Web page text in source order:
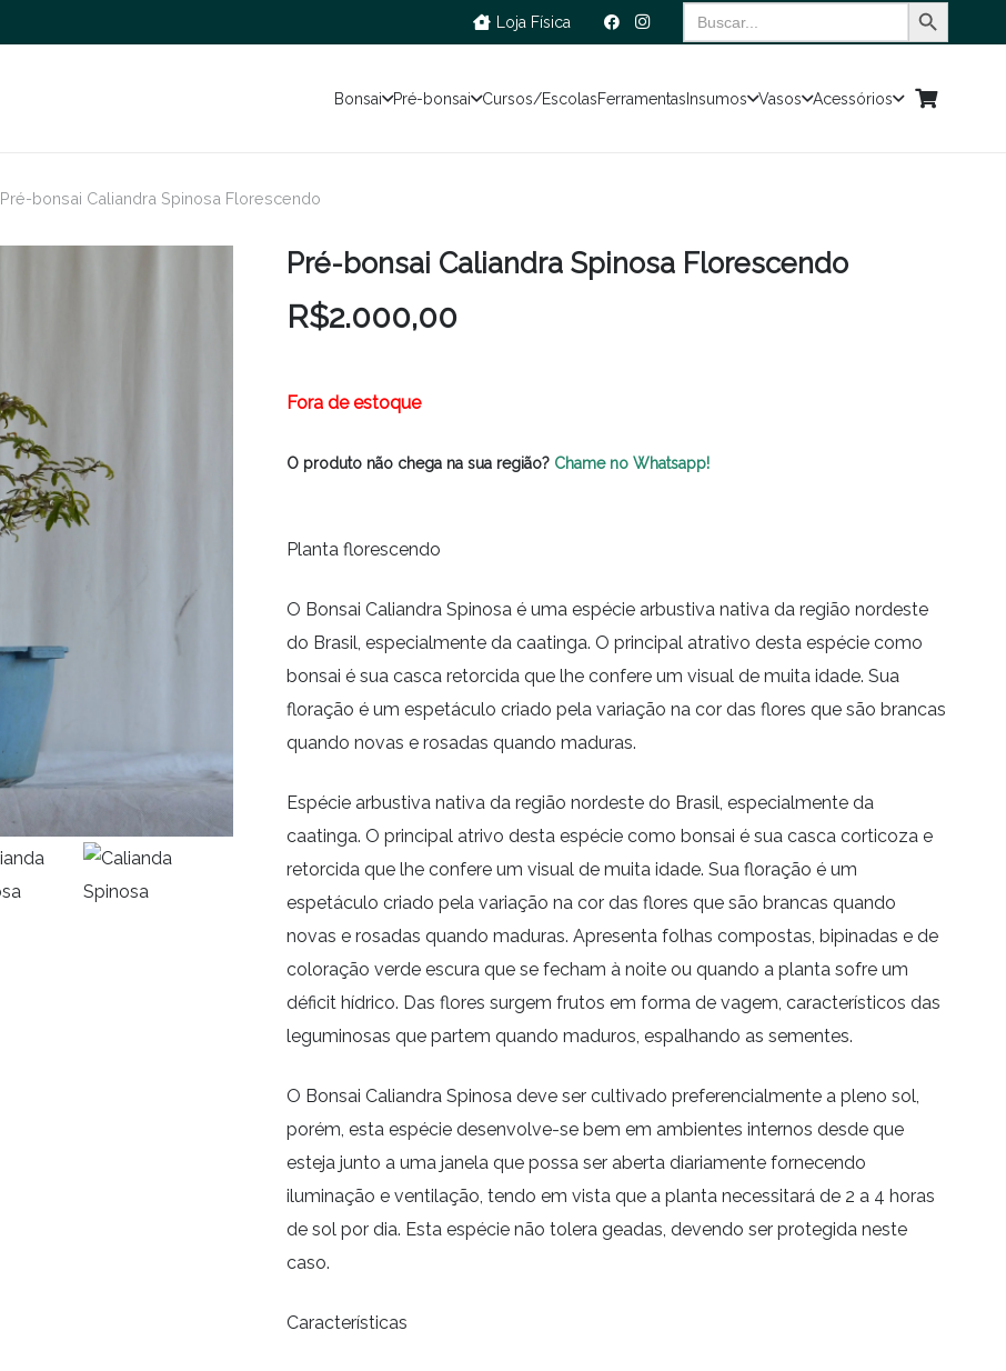
Loja Física
Search
for:
Bonsai Pré-bonsai Cursos/EscolasFerramentasInsumos Vasos Acessórios
Pré-bonsai Caliandra Spinosa Florescendo
Pré-bonsai Caliandra Spinosa Florescendo
R$2.000,00
Fora de estoque
O produto não chega na sua região? Chame no Whatsapp!
Planta florescendo
O Bonsai Caliandra Spinosa é uma espécie arbustiva nativa da região nordeste
do Brasil, especialmente da caatinga. O principal atrativo desta espécie como
bonsai é sua casca retorcida que lhe confere um visual de muita idade. Sua
floração é um espetáculo criado pela variação na cor das flores que são brancas
quando novas e rosadas quando maduras.
Espécie arbustiva nativa da região nordeste do Brasil, especialmente da
caatinga. O principal atrivo desta espécie como bonsai é sua casca corticoza e
retorcida que lhe confere um visual de muita idade. Sua floração é um
espetáculo criado pela variação na cor das flores que são brancas quando
novas e rosadas quando maduras. Apresenta folhas compostas, bipinadas e de
coloração verde escura que se fecham à noite ou quando a planta sofre um
déficit hídrico. Das flores surgem frutos em forma de vagem, característicos das
leguminosas que partem quando maduros, espalhando as sementes.
O Bonsai Caliandra Spinosa deve ser cultivado preferencialmente a pleno sol,
porém, esta espécie desenvolve-se bem em ambientes internos desde que
esteja junto a uma janela que possa ser aberta diariamente fornecendo
iluminação e ventilação, tendo em vista que a planta necessitará de 2 a 4 horas
de sol por dia. Esta espécie não tolera geadas, devendo ser protegida neste
caso.
Características